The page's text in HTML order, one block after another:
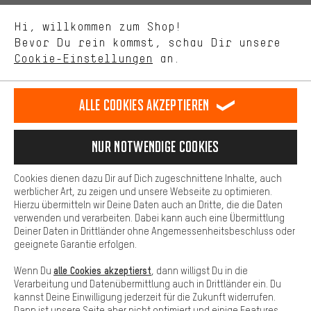
Sprache"
Deutsch
DE english
EN español
ES français
FR
VERTRAG WIDERRUFEN Aachener Community Affiliateprogramm
Datenschutz Allgemeine Geschäftsbedingungen
Hinweisgebersystem Hinweise zur Batterieentsorgung
Cookie-Einstellungen Kontrast ändern
Alle Preise verstehen sich in Euro und exkl. MwSt zuzüglich
Versandkostenfür Lieferung nachUSA.
Hi, willkommen zum Shop!
Bevor Du rein kommst, schau Dir unsere
Cookie-Einstellungen an.
Uns interessiert, was Du in unserem Shop suchst und brauchst.
selbst Einfluss auf die Verbesserung unserer Webseite und
unseres Shop-Angebots.
Dein Shopping-Erlebnis wird komfortabler. Mit Komfort-Cookies
stellen wir Verknüpfungen zu Social Media Plattformen her. So
können wir dir weitere nützliche Inhalte und Informationen zur
Verfügung stellen. Zudem hast du die Möglichkeit zusätzliche
Services zu nutzen, die es dir erleichtern die richtigen Produkte zu
finden. Beispielsweise bieten wir eine Chat-Funktion an, damit
Fragen schnell und unkompliziert beantwortet werden können.
Basis
Basis-Cookies gewährleisten, dass Du unsere Webseite
grundsätzlich nutzen kannst.
Alle Cookies akzeptieren
Nur Notwendige Cookies
Cookies dienen dazu Dir auf Dich zugeschnittene Inhalte, auch
werblicher Art, zu zeigen und unsere Webseite zu optimieren.
Hierzu übermitteln wir Deine Daten auch an Dritte, die die Daten
verwenden und verarbeiten. Dabei kann auch eine Übermittlung
Deiner Daten in Drittländer ohne Angemessenheitsbeschluss oder
geeignete Garantie erfolgen.
Wenn Du alle Cookies akzeptierst , dann willigst Du in die
Verarbeitung und Datenübermittlung auch in Drittländer ein. Du
kannst Deine Einwilligung jederzeit für die Zukunft widerrufen.